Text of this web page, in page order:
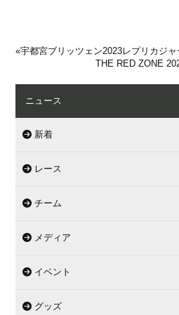
«宇都宮ブリッツェン2023レプリカジ
THE RED ZONE
ニュース
新着
レース
チーム
メディア
イベント
グッズ